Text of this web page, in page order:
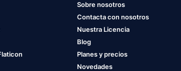
Sobre nosotros
Contacta con nosotros
Nuestra Licencia
Blog
Planes y precios
Novedades